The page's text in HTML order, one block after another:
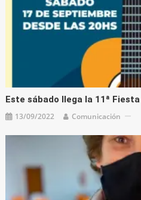
Este sábado llega la 11ª
13/09/2022 Comunicación